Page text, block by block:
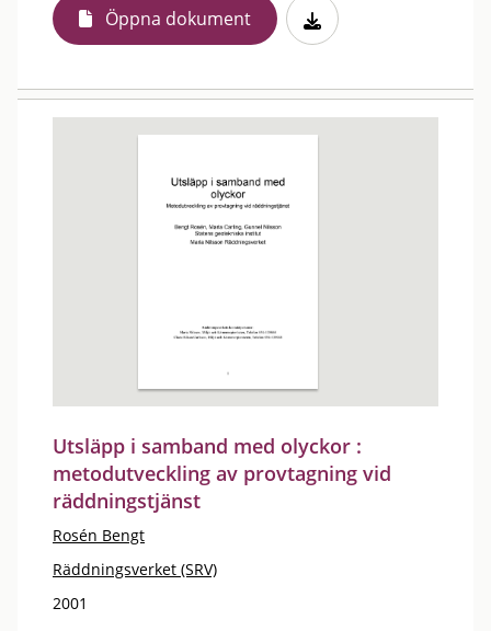
Öppna dokument
Utsläpp i samband med olyckor :
metodutveckling av provtagning vid
räddningstjänst
Rosén Bengt
Räddningsverket (SRV)
2001